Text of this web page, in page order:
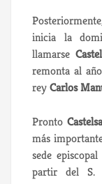
inicia la
llamarse
remonta al
reyCarlos
Pronto
más
sede
partir del S.